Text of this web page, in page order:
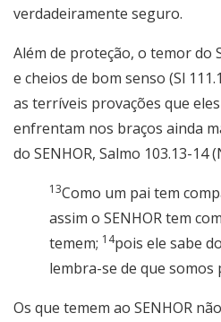
verdadeiramente seguro.
Além de proteção, o temor do
e cheios de bom senso (Sl
as terríveis provações que
enfrentam nos braços ainda
do SENHOR, Salmo 103.13-14
13Como um pai tem
assim o SENHOR tem
temem; 14pois ele sabe
lembra-se de que somos
Os que temem ao SENHOR